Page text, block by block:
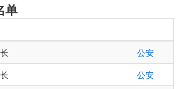
单
公安
公安